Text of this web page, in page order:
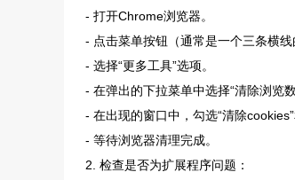
- 打开Chrome浏览器。
- 点击菜单按钮（通常是一个三条横线
- 选择“更多工具”选项。
- 在弹出的下拉菜单中选择“清除浏览数
- 在出现的窗口中，勾选“清除
- 等待浏览器清理完成。
2. 检查是否为扩展程序问题：